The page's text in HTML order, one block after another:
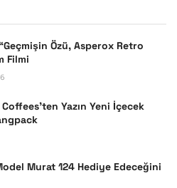
Özü, Asperox Retro
Filmi
Yazın Yeni İçecek
Murat 124 Hediye Edeceğini